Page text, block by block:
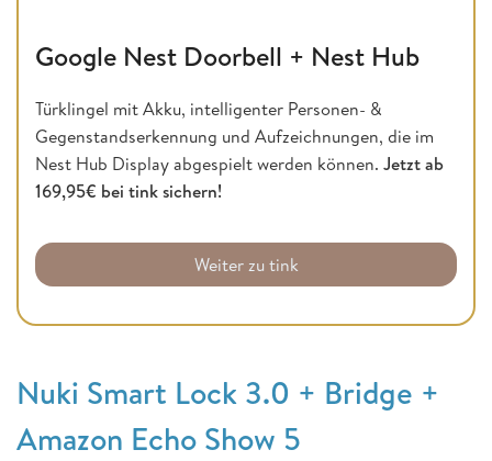
Google Nest Doorbell + Nest Hub
Türklingel mit Akku, intelligenter Personen- &
Gegenstandserkennung und Aufzeichnungen, die im
Nest Hub Display abgespielt werden können. Jetzt ab
169,95€ bei tink sichern!
Weiter zu tink
Nuki Smart Lock 3.0 + Bridge +
Amazon Echo Show 5